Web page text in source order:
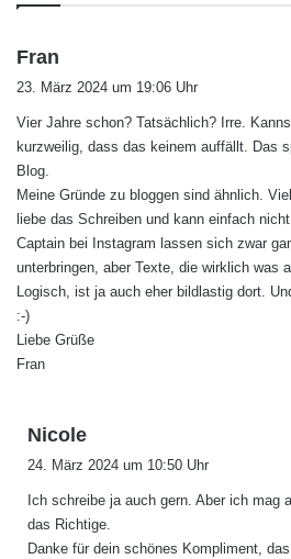
Fran
t
:
23. März 2024 um 19:06 Uhr
Vier Jahre schon? Tatsächlich? Irre.
kurzweilig, dass das keinem auffällt. Das
Blog.
Meine Gründe zu bloggen sind ähnlich.
liebe das Schreiben und kann einfach
Captain bei Instagram lassen sich zwar
unterbringen, aber Texte, die wirklich was
Logisch, ist ja auch eher bildlastig dort.
:-)
Liebe Grüße
Fran
Nicole
a
t
:
24. März 2024 um 10:50 Uhr
Ich schreibe ja auch gern. Aber ich mag
das Richtige.
Danke für dein schönes Kompliment,